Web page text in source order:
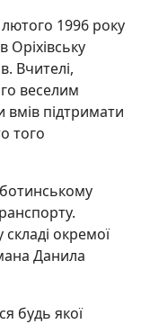
1996 року
Оріхівську
Вчителі,
веселим
підтримати
того
окремої
Данила
будь якої